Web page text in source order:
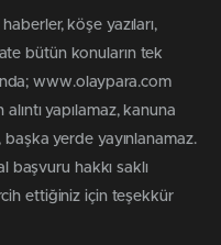
köşe yazıları,
bütün konuların tek
www.olaypara.com
yapılamaz, kanuna
başka yerde yayınlanamaz.
başvuru hakkı saklı
ettiğiniz için teşekkür